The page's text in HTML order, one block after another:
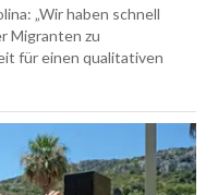
„Wir haben schnell
Migranten zu
für einen qualitativen